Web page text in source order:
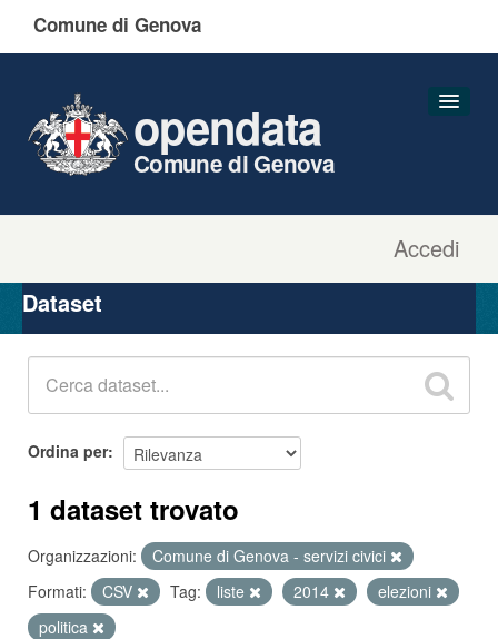
Comune di Genova
Accedi
opendata
Comune di Genova
Organizzazioni
Gruppi
Dataset
Ordina per
1 dataset trovato
Organizzazioni:
Comune di Genova - servizi civici
Formati:
CSV Tag: liste 2014
elezioni
politica